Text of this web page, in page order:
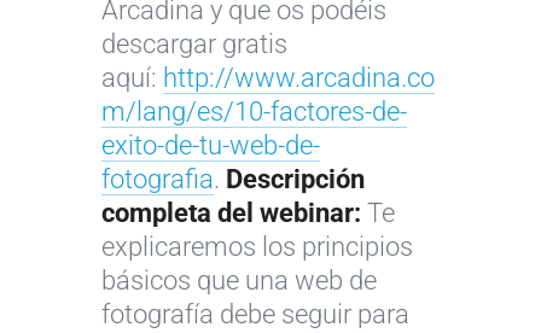
Arcadina y que os podéis
descargar gratis
aquí: http://www.arcadina.co
m/lang/es/10-factores-de-
exito-de-tu-web-de-
fotografia. Descripción
completa del webinar: Te
explicaremos los principios
básicos que una web de
fotografía debe seguir para
L
a
f
o
ó
g
r
a
f
o
s
d
í
a
i
m
p
r
e
s
á
g
e
n
e
s
g
r